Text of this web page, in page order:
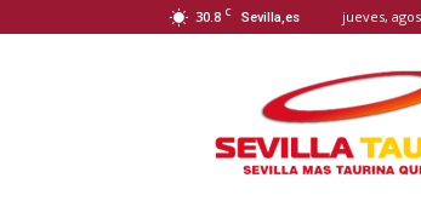
30.8 C Sevilla,es jueves,
Taurina